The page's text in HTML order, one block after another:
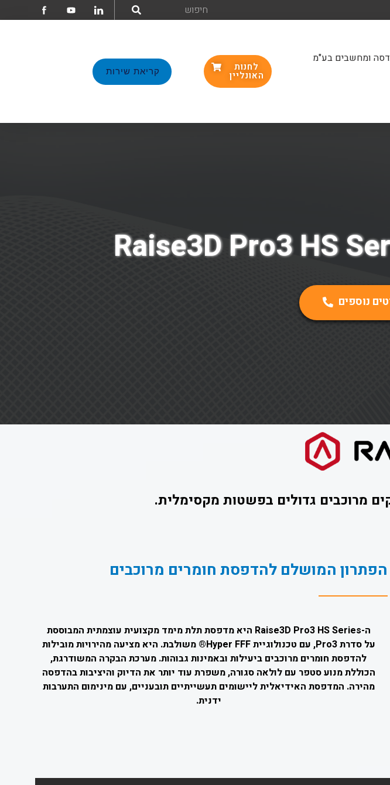
ומחשבים בע"מ
לחנות
האונליין קריאת שירות
נוספים
הפתרון המושלם להדפסת חומרים מרוכבים
ה-Raise3D Pro3 HS Series היא מדפסת תלת מימד מקצועית עוצמתית המבוססת
על סדרת Pro3, עם טכנולוגיית Hyper FFF® משולבת. היא מציעה מהירויות מובילות
להדפסת חומרים מרוכבים ביעילות ובאמינות גבוהות. מערכת הבקרה המשודרגת,
הכוללת מנוע סטפר עם לולאה סגורה, משפרת עוד יותר את הדיוק והיציבות בהדפסה
מהירה. המדפסת האידיאלית ליישומים תעשייתיים תובעניים, עם מינימום התערבות
ידנית.